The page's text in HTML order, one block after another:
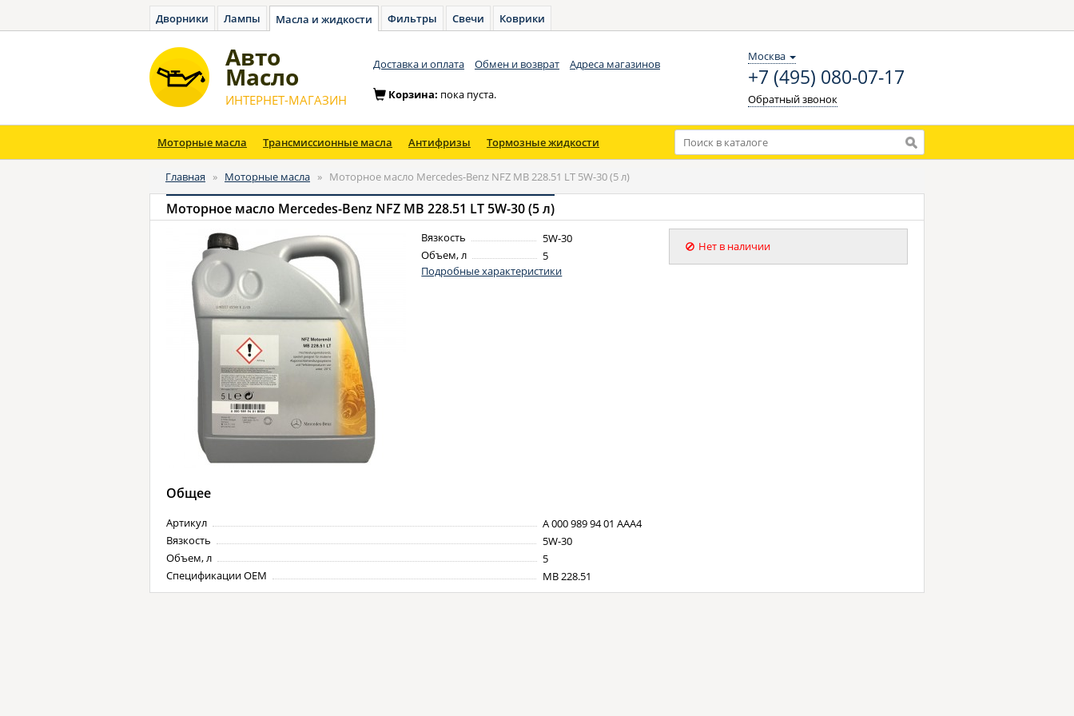
Дворники Лампы Масла и жидкости Фильтры Свечи Коврики
Авто
Масло
ИНТЕРНЕТ-МАГАЗИН
Доставка и оплата Обмен и возврат Адреса магазинов
Москва
+7 (495) 080-07-17
Обратный звонок
Корзина: пока пуста.
Моторные масла Трансмиссионные масла Антифризы Тормозные жидкости
Главная » Моторные масла » Моторное масло Mercedes-Benz NFZ MB 228.51 LT 5W-30 (5 л)
Моторное масло Mercedes-Benz NFZ MB 228.51 LT 5W-30 (5 л)
Вязкость
5W-30
Объем, л
5
Подробные характеристики
Нет в наличии
Общее
Артикул
A 000 989 94 01 AAA4
Вязкость
5W-30
Объем, л
5
Спецификации OEM
MB 228.51